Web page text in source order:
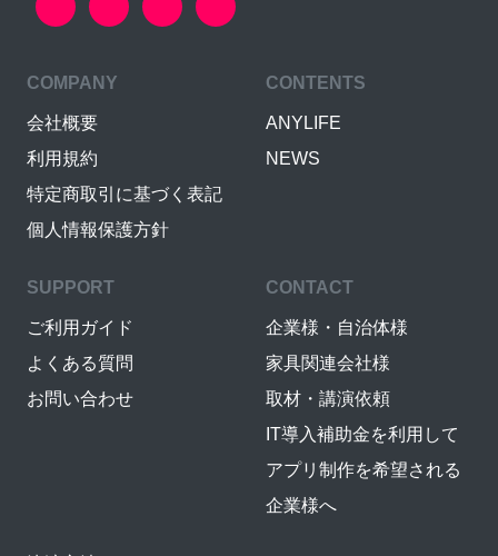
COMPANY
会社概要
利用規約
特定商取引に基づく表記
個人情報保護方針
CONTENTS
ANYLIFE
NEWS
SUPPORT
ご利用ガイド
よくある質問
お問い合わせ
CONTACT
企業様・自治体様
家具関連会社様
取材・講演依頼
IT導入補助金を利用して
アプリ制作を希望される
企業様へ